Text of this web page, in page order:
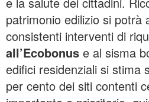
patrimonio edilizio si potrà
consistenti interventi di
all’Ecobonus e al sisma
edifici residenziali si stima
per cento dei siti contenti